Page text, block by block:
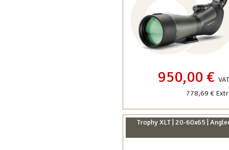
950,00 €
778,69 €
Trophy XLT | 20-60x65 |